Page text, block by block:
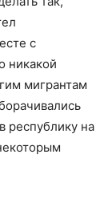
с
никакой
мигрантам
на